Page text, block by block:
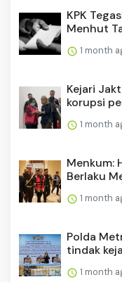
KPK
Menhut
1 month
Kejari
korupsi
1 month
Menkum:
Berlaku
1 month
Polda
tindak
1 month